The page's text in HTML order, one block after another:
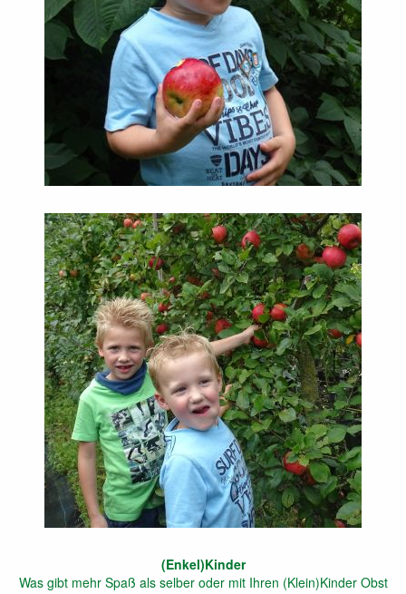
(Enkel)Kinder
Was gibt mehr Spaß als selber oder mit Ihren (Klein)Kinder Obst